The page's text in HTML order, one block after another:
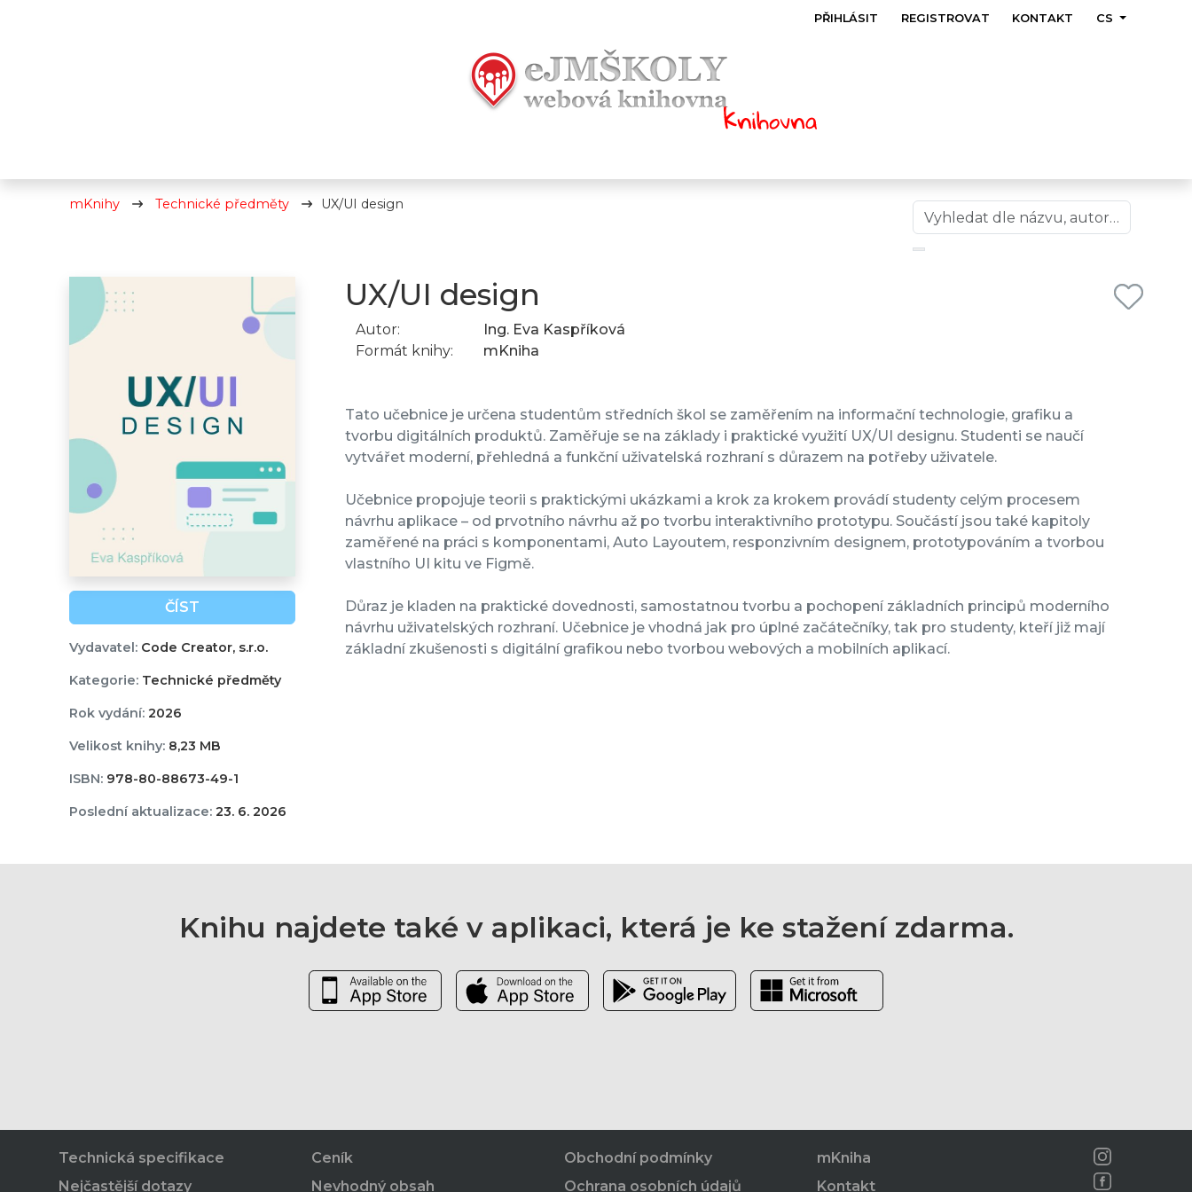
PŘIHLÁSIT REGISTROVAT KONTAKT CS
mKnihy Technické předměty UX/UI design
ČÍST
Vydavatel:Code Creator, s.r.o.
Kategorie:Technické předměty
Rok vydání:2026
Velikost knihy:8,23 MB
ISBN:978-80-88673-49-1
Poslední aktualizace:23. 6. 2026
UX/UI design
Autor:
Ing. Eva Kaspříková
Formát knihy:
mKniha
Tato učebnice je určena studentům středních škol se zaměřením na informační technologie, grafiku a
tvorbu digitálních produktů. Zaměřuje se na základy i praktické využití UX/UI designu. Studenti se naučí
vytvářet moderní, přehledná a funkční uživatelská rozhraní s důrazem na potřeby uživatele.
Učebnice propojuje teorii s praktickými ukázkami a krok za krokem provádí studenty celým procesem
návrhu aplikace – od prvotního návrhu až po tvorbu interaktivního prototypu. Součástí jsou také kapitoly
zaměřené na práci s komponentami, Auto Layoutem, responzivním designem, prototypováním a tvorbou
vlastního UI kitu ve Figmě.
Důraz je kladen na praktické dovednosti, samostatnou tvorbu a pochopení základních principů moderního
návrhu uživatelských rozhraní. Učebnice je vhodná jak pro úplné začátečníky, tak pro studenty, kteří již mají
základní zkušenosti s digitální grafikou nebo tvorbou webových a mobilních aplikací.
Knihu najdete také v aplikaci, která je ke stažení zdarma.
Technická specifikace
Nejčastější dotazy
Ceník
Nevhodný obsah
Obchodní podmínky
Ochrana osobních údajů
mKniha
Kontakt